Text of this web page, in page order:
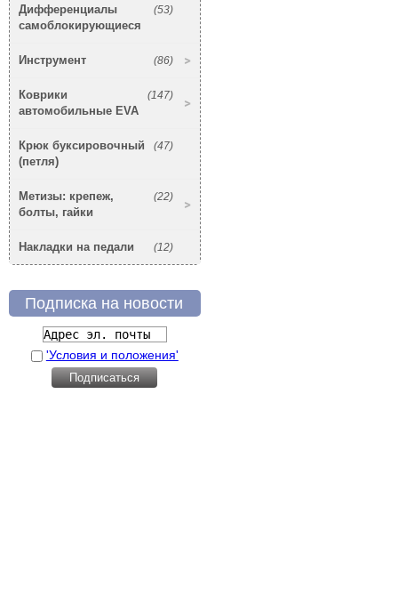
(53)
Дифференциалы
самоблокирующиеся
(86)
Инструмент
(147)
Коврики
автомобильные EVA
(47)
Крюк буксировочный
(петля)
(22)
Метизы: крепеж,
болты, гайки
(12)
Накладки на педали
Подписка на новости
'Условия и положения'